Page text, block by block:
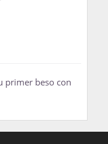
primer beso con